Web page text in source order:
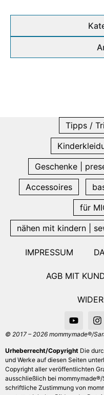
Tipps /
Geschenke |
Accessoires
für
nähen mit kindern |
IMPRESSUM
AGB MIT
© 2017 – 2026 mommymade®/
Urheberrecht/Copyright Die
und Werke auf diesen Seiten
Copyright aller veröffentlichten
ausschließlich bei
schriftliche Zustimmung von